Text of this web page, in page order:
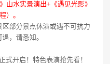
山水实景演出+《遇见光影》
）。
部分景点休演或遇不可抗力
，请悉知。
式开启！特色表演抢先看！